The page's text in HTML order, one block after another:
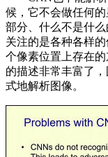
候，它不会做任何
部分、什么不是什
关注的是各种各样
个像素位置上存在
的描述非常丰富了
式地解析图像。